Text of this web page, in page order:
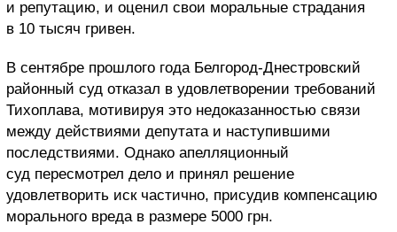
и репутацию, и оценил свои моральные страдания
в 10 тысяч гривен.
В сентябре прошлого года Белгород-Днестровский
районный суд отказал в удовлетворении требований
Тихоплава, мотивируя это недоказанностью связи
между действиями депутата и наступившими
последствиями. Однако апелляционный
суд пересмотрел дело и принял решение
удовлетворить иск частично, присудив компенсацию
морального вреда в размере 5000 грн.